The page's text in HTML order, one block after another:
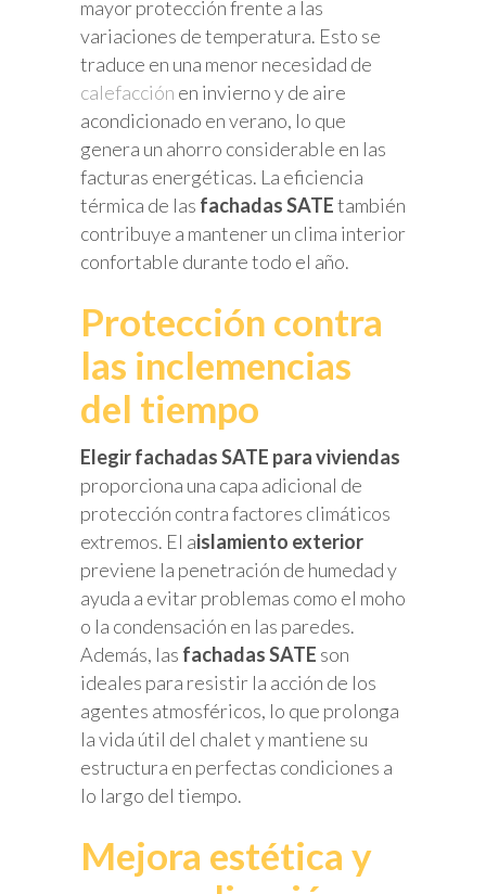
mayor protección frente a las
variaciones de temperatura. Esto se
traduce en una menor necesidad de
calefacción en invierno y de aire
acondicionado en verano, lo que
genera un ahorro considerable en las
facturas energéticas. La eficiencia
térmica de las fachadas SATEtambién
contribuye a mantener un clima interior
confortable durante todo el año.
Protección contra
las inclemencias
del tiempo
Elegir fachadas SATE para viviendas
proporciona una capa adicional de
protección contra factores climáticos
extremos. El aislamiento exterior
previene la penetración de humedad y
ayuda a evitar problemas como el moho
o la condensación en las paredes.
Además, las fachadas SATE son
ideales para resistir la acción de los
agentes atmosféricos, lo que prolonga
la vida útil del chalet y mantiene su
estructura en perfectas condiciones a
lo largo del tiempo.
Mejora estética y